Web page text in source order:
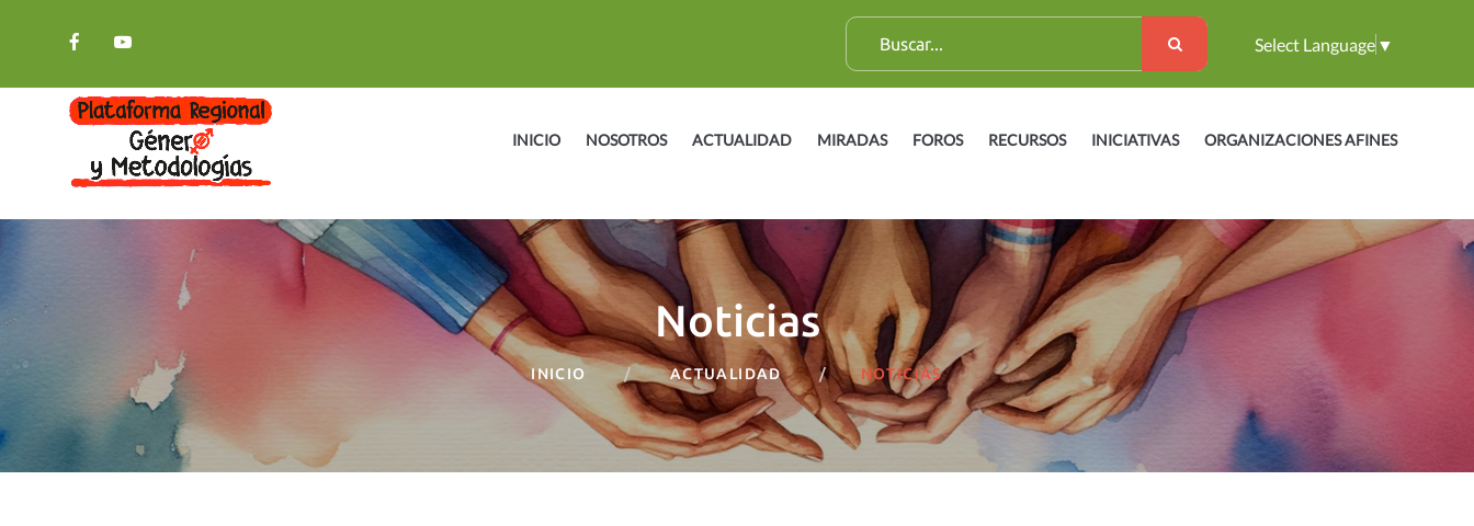
B
u
c
:
Select Language ▼
INICIO NOSOTROS ACTUALIDAD MIRADAS FOROS RECURSOS INICIATIVAS ORGANIZACIONES AFINES
Noticias
INICIO ACTUALIDAD NOTICIAS